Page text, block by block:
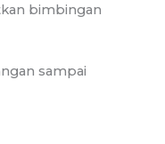
bimbingan
sampai